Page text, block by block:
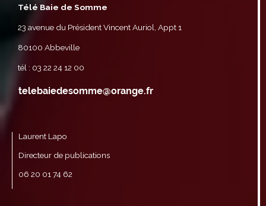
Télé Baie de Somme
23 avenue du Président Vincent Auriol, Appt 1
80100 Abbeville
tél : 03 22 24 12 00
Laurent Lapo
Directeur de publications
06 20 01 74 62